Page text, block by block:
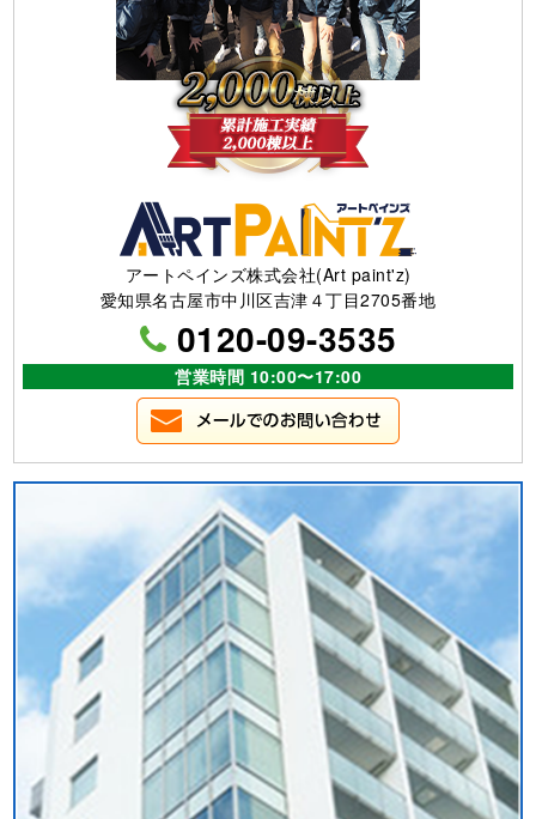
アートペインズ株式会社(Art paint'z)
愛知県名古屋市中川区吉津４丁目2705番地
0120-09-3535
営業時間 10:00〜17:00